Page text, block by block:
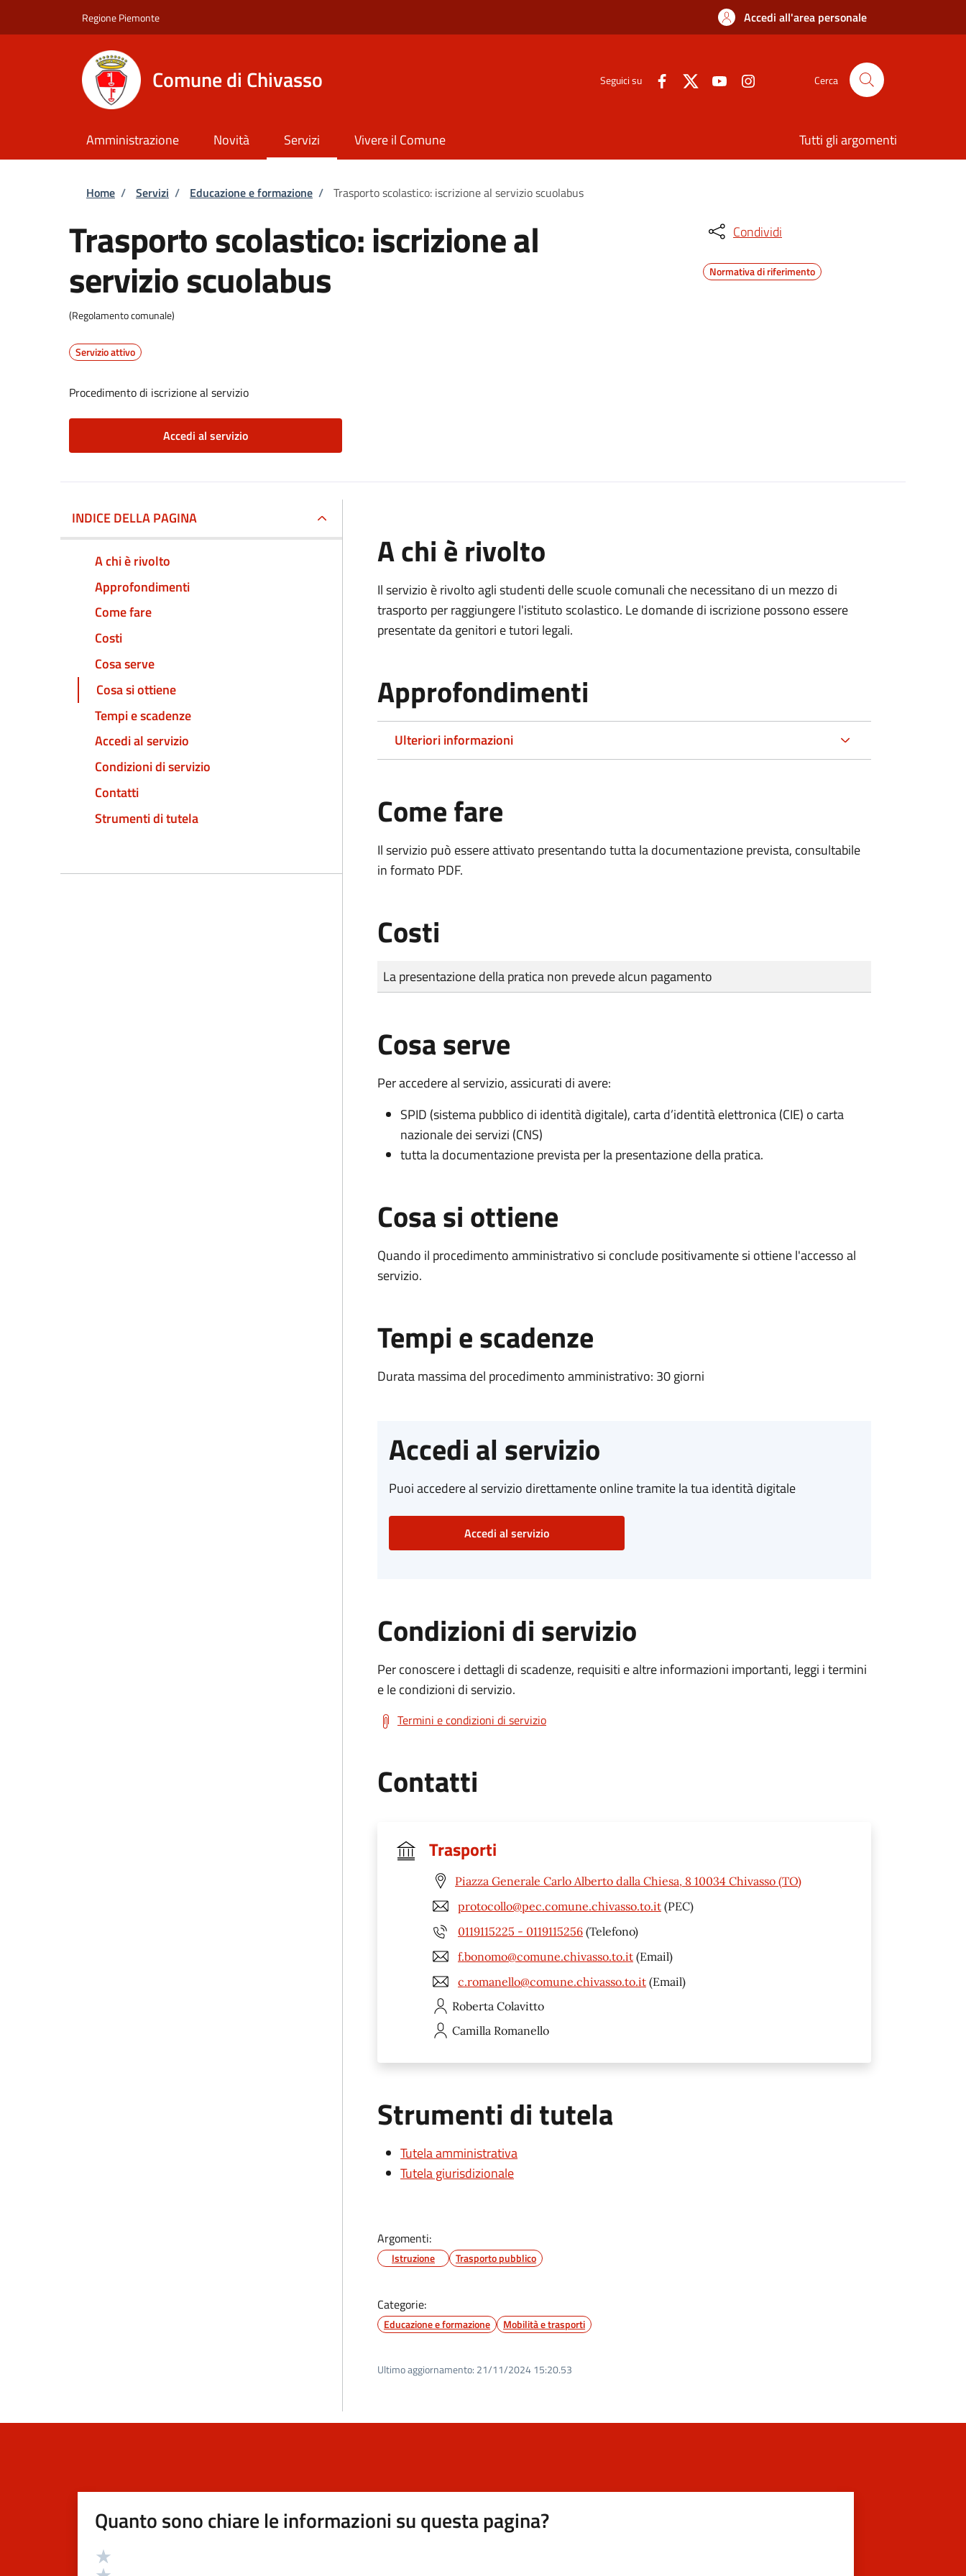
Regione Piemonte Accedi all'area personale
Comune di Chivasso Seguici su Cerca
Amministrazione Novità Servizi Vivere il Comune Tutti gli argomenti
Briciole di pane
Home / Servizi / Educazione e formazione / Trasporto scolastico: iscrizione al servizio scuolabus
Trasporto scolastico: iscrizione al
servizio scuolabus
(Regolamento comunale)
Servizio attivo
Procedimento di iscrizione al servizio
Accedi al servizio
Condividi
Normativa di riferimento
INDICE DELLA PAGINA
A chi è rivolto
Approfondimenti
Come fare
Costi
Cosa serve
Cosa si ottiene
Tempi e scadenze
Accedi al servizio
Condizioni di servizio
Contatti
Strumenti di tutela
A chi è rivolto
Il servizio è rivolto agli studenti delle scuole comunali che necessitano di un mezzo di
trasporto per raggiungere l'istituto scolastico. Le domande di iscrizione possono essere
presentate da genitori e tutori legali.
Approfondimenti
Ulteriori informazioni
Come fare
Il servizio può essere attivato presentando tutta la documentazione prevista, consultabile
in formato PDF.
Costi
Tipo di pagamento
Importo
La presentazione della pratica non prevede alcun pagamento
Cosa serve
Per accedere al servizio, assicurati di avere:
SPID (sistema pubblico di identità digitale), carta d’identità elettronica (CIE) o carta
nazionale dei servizi (CNS)
tutta la documentazione prevista per la presentazione della pratica.
Cosa si ottiene
Quando il procedimento amministrativo si conclude positivamente si ottiene l'accesso al
servizio.
Tempi e scadenze
Durata massima del procedimento amministrativo: 30 giorni
Accedi al servizio
Puoi accedere al servizio direttamente online tramite la tua identità digitale
Accedi al servizio
Condizioni di servizio
Per conoscere i dettagli di scadenze, requisiti e altre informazioni importanti, leggi i termini
e le condizioni di servizio.
Termini e condizioni di servizio
Contatti
Trasporti
Piazza Generale Carlo Alberto dalla Chiesa, 8 10034 Chivasso (TO)
protocollo@pec.comune.chivasso.to.it (PEC)
0119115225 - 0119115256 (Telefono)
f.bonomo@comune.chivasso.to.it (Email)
c.romanello@comune.chivasso.to.it (Email)
Roberta Colavitto
Camilla Romanello
Strumenti di tutela
Tutela amministrativa
Tutela giurisdizionale
Argomenti:
Istruzione Trasporto pubblico
Categorie:
Educazione e formazione Mobilità e trasporti
Ultimo aggiornamento: 21/11/2024 15:20.53
Quanto sono chiare le informazioni su questa pagina?
Valutazione